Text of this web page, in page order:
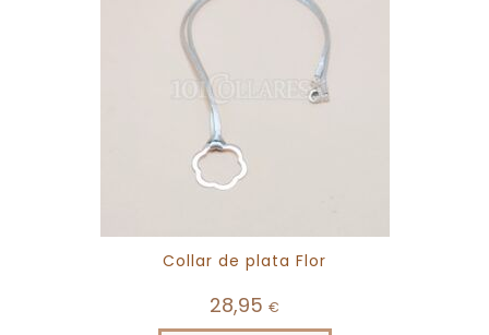
Collar de plata Flor
28,95 €